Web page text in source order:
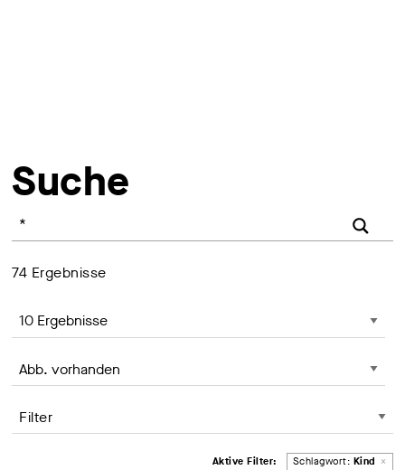
Suche
Ihr Suchbegriff
74 Ergebnisse
Anzahl der Ergebnisse, Änderung lädt die Seite neu
Seite sortieren, Änderung lädt die Seite neu
Filter
Aktive Filter: Entferne Filter
Schlagwort: Kind ×